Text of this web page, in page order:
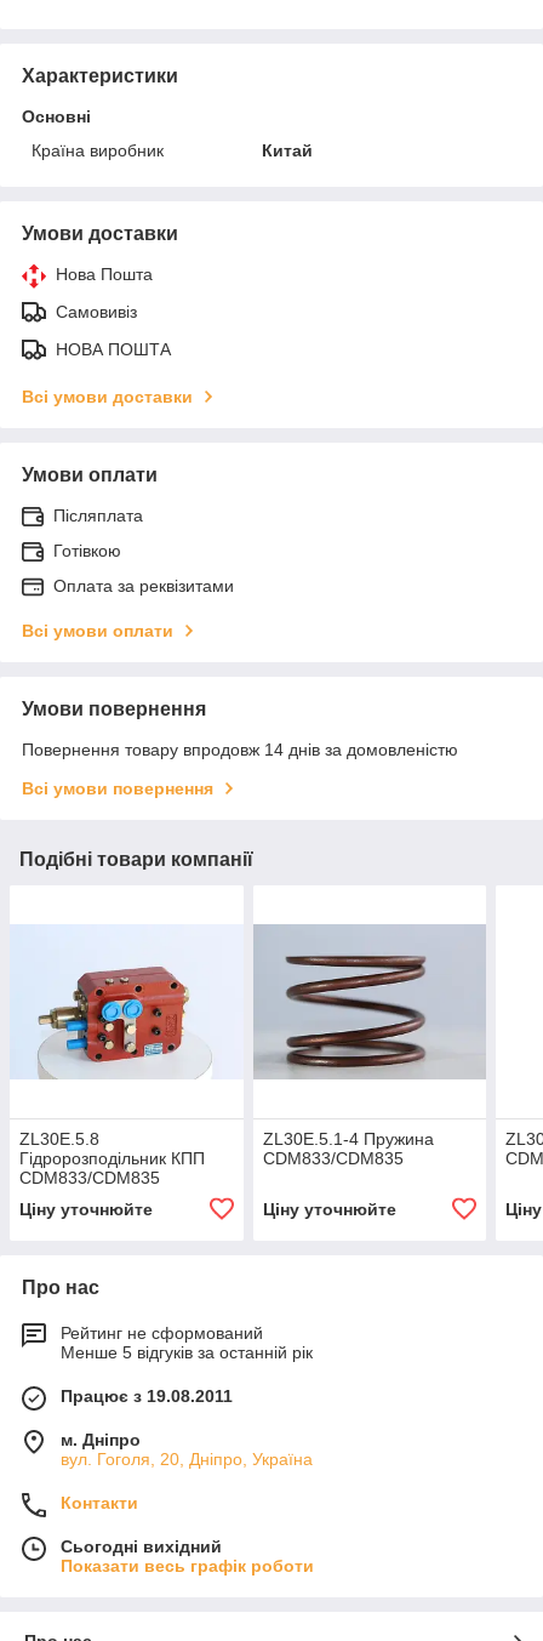
Характеристики
Основні
Країна виробник
Китай
Умови доставки
Нова Пошта
Самовивіз
НОВА ПОШТА
Всі умови доставки
Умови оплати
Післяплата
Готівкою
Оплата за реквізитами
Всі умови оплати
Умови повернення
Повернення товару впродовж 14 днів за домовленістю
Всі умови повернення
Подібні товари компанії
ZL30E.5.8
Гідророзподільник КПП
CDM833/CDM835
Ціну уточнюйте
ZL30E.5.1-4 Пружина
CDM833/CDM835
Ціну уточнюйте
Про нас
Рейтинг не сформований
Менше 5 відгуків за останній рік
Працює з 19.08.2011
м. Дніпро
вул. Гоголя, 20, Дніпро, Україна
Контакти
Сьогодні вихідний
Показати весь графік роботи